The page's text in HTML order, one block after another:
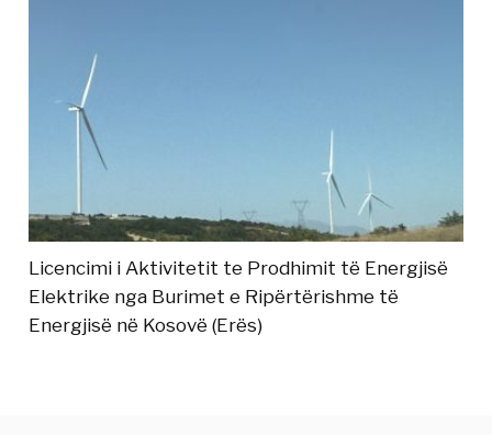
Licencimi i Aktivitetit te Prodhimit të Energjisë
Elektrike nga Burimet e Ripërtërishme të
Energjisë në Kosovë (Erës)